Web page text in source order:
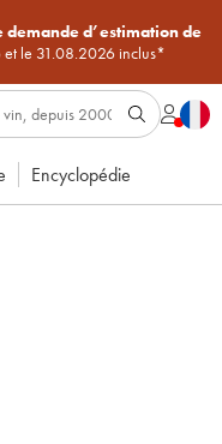
d’estimation de
et le 31.08.2026 inclus*
Encyclopédie